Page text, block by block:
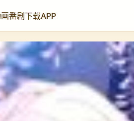
番剧下载APP